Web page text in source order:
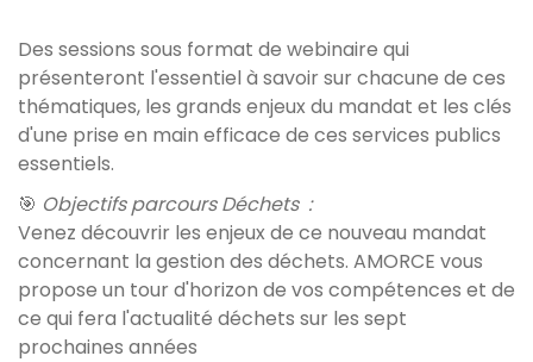
Des sessions sous format de webinaire qui
présenteront l'essentiel à savoir sur chacune de ces
thématiques, les grands enjeux du mandat et les clés
d'une prise en main efficace de ces services publics
essentiels.
🎯 Objectifs parcours Déchets :
Venez découvrir les enjeux de ce nouveau mandat
concernant la gestion des déchets. AMORCE vous
propose un tour d'horizon de vos compétences et de
ce qui fera l'actualité déchets sur les sept
prochaines années